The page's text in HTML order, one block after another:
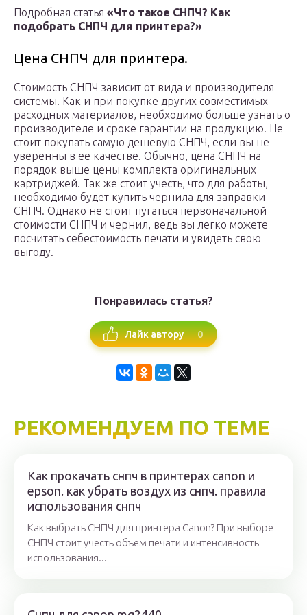
Подробная статья «Что такое СНПЧ? Как
подобрать СНПЧ для принтера?»
Цена СНПЧ для принтера.
Стоимость СНПЧ зависит от вида и производителя
системы. Как и при покупке других совместимых
расходных материалов, необходимо больше узнать о
производителе и сроке гарантии на продукцию. Не
стоит покупать самую дешевую СНПЧ, если вы не
уверенны в ее качестве. Обычно, цена СНПЧ на
порядок выше цены комплекта оригинальных
картриджей. Так же стоит учесть, что для работы,
необходимо будет купить чернила для заправки
СНПЧ. Однако не стоит пугаться первоначальной
стоимости СНПЧ и чернил, ведь вы легко можете
посчитать себестоимость печати и увидеть свою
выгоду.
Понравилась статья?
Лайк автору 0
РЕКОМЕНДУЕМ ПО ТЕМЕ
Как прокачать снпч в принтерах canon и
epson. как убрать воздух из снпч. правила
использования снпч
Как выбрать СНПЧ для принтера Canon? При выборе
СНПЧ стоит учесть объем печати и интенсивность
использования...